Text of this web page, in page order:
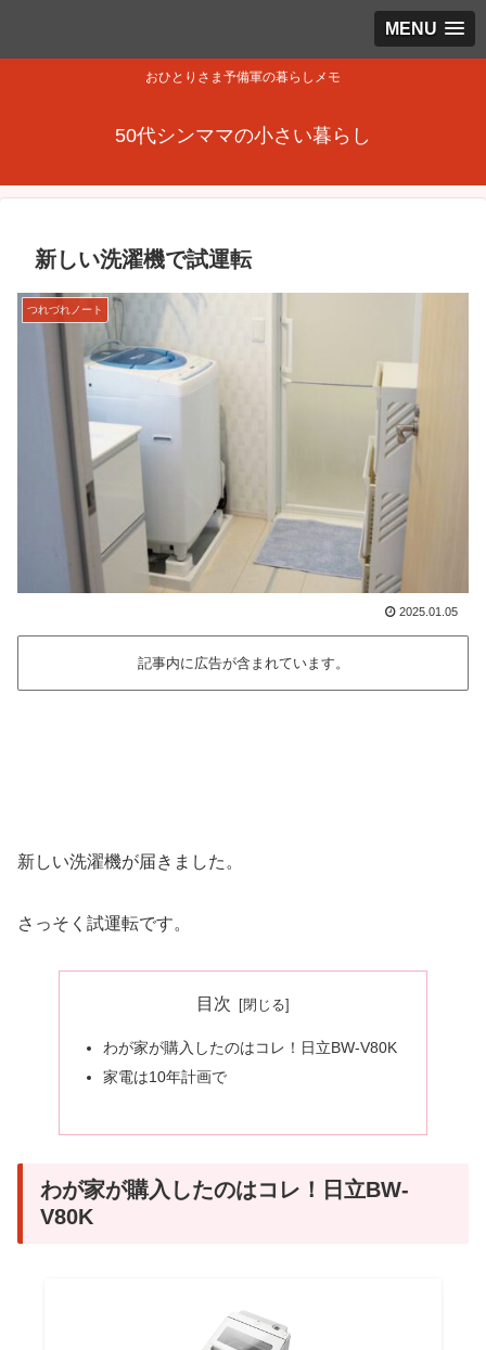
MENU
おひとりさま予備軍の暮らしメモ
50代シンママの小さい暮らし
新しい洗濯機で試運転
つれづれノート
2025.01.05
記事内に広告が含まれています。
新しい洗濯機が届きました。
さっそく試運転です。
目次
わが家が購入したのはコレ！日立BW-V80K
家電は10年計画で
わが家が購入したのはコレ！日立BW-
V80K